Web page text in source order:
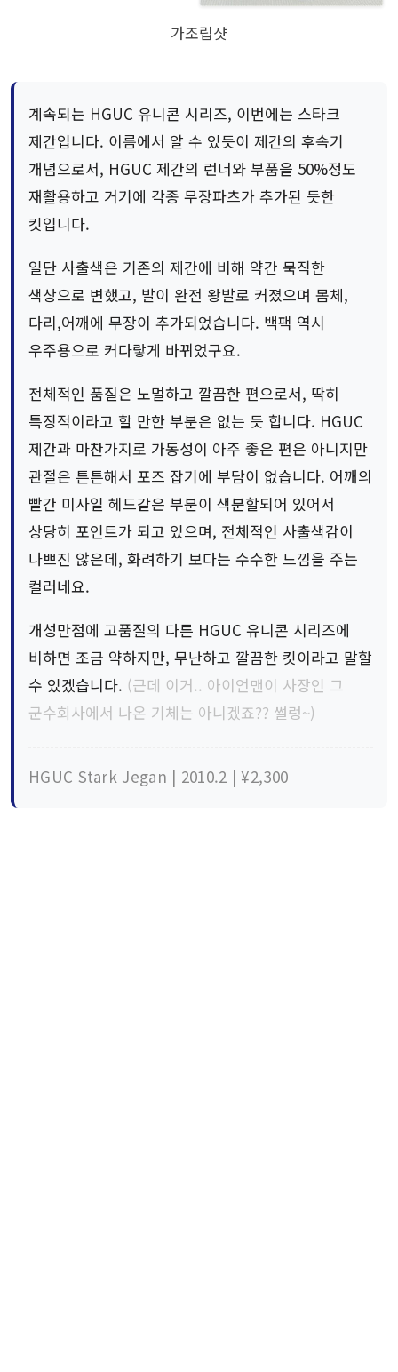
가조립샷
계속되는 HGUC 유니콘 시리즈, 이번에는 스타크
제간입니다. 이름에서 알 수 있듯이 제간의 후속기
개념으로서, HGUC 제간의 런너와 부품을 50%정도
재활용하고 거기에 각종 무장파츠가 추가된 듯한
킷입니다.
일단 사출색은 기존의 제간에 비해 약간 묵직한
색상으로 변했고, 발이 완전 왕발로 커졌으며 몸체,
다리,어깨에 무장이 추가되었습니다. 백팩 역시
우주용으로 커다랗게 바뀌었구요.
전체적인 품질은 노멀하고 깔끔한 편으로서, 딱히
특징적이라고 할 만한 부분은 없는 듯 합니다. HGUC
제간과 마찬가지로 가동성이 아주 좋은 편은 아니지만
관절은 튼튼해서 포즈 잡기에 부담이 없습니다. 어깨의
빨간 미사일 헤드같은 부분이 색분할되어 있어서
상당히 포인트가 되고 있으며, 전체적인 사출색감이
나쁘진 않은데, 화려하기 보다는 수수한 느낌을 주는
컬러네요.
개성만점에 고품질의 다른 HGUC 유니콘 시리즈에
비하면 조금 약하지만, 무난하고 깔끔한 킷이라고 말할
수 있겠습니다. (근데 이거.. 아이언맨이 사장인 그
군수회사에서 나온 기체는 아니겠죠?? 썰렁~)
HGUC Stark Jegan | 2010.2 | ¥2,300